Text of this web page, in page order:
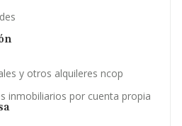
y otros alquileres ncop
inmobiliarios por cuenta propia